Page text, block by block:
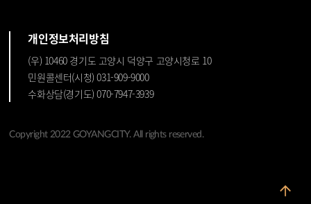
개인정보처리방침
(우) 10460 경기도 고양시 덕양구 고양시청로 10
민원콜센터(시청) 031-909-9000
수화상담(경기도) 070-7947-3939
Copyright 2022 GOYANGCITY. All rights reserved.